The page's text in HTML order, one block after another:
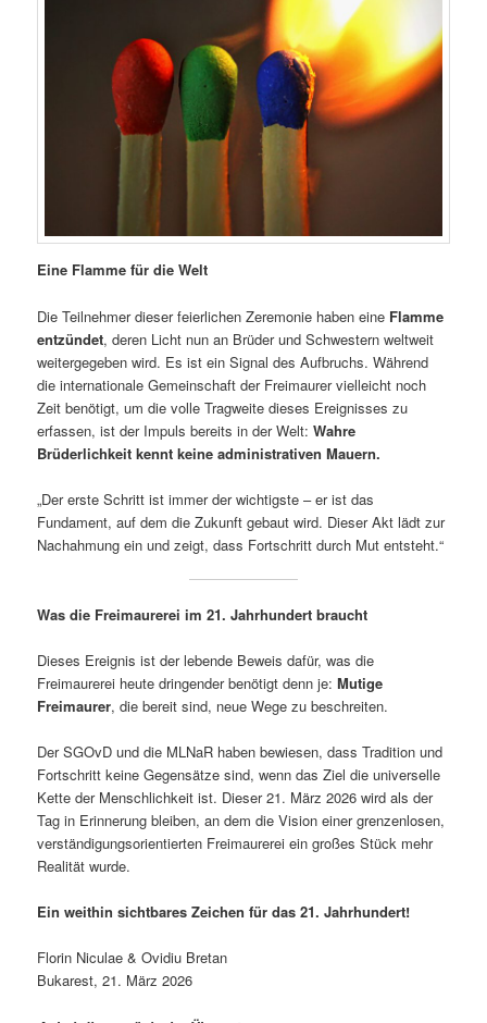
Eine Flamme für die Welt
Die Teilnehmer dieser feierlichen Zeremonie haben eine Flamme
entzündet, deren Licht nun an Brüder und Schwestern weltweit
weitergegeben wird. Es ist ein Signal des Aufbruchs. Während
die internationale Gemeinschaft der Freimaurer vielleicht noch
Zeit benötigt, um die volle Tragweite dieses Ereignisses zu
erfassen, ist der Impuls bereits in der Welt:Wahre
Brüderlichkeit kennt keine administrativen Mauern.
„Der erste Schritt ist immer der wichtigste – er ist das
Fundament, auf dem die Zukunft gebaut wird. Dieser Akt lädt zur
Nachahmung ein und zeigt, dass Fortschritt durch Mut entsteht.“
Was die Freimaurerei im 21. Jahrhundert braucht
Dieses Ereignis ist der lebende Beweis dafür, was die
Freimaurerei heute dringender benötigt denn je:Mutige
Freimaurer, die bereit sind, neue Wege zu beschreiten.
Der SGOvD und die MLNaR haben bewiesen, dass Tradition und
Fortschritt keine Gegensätze sind, wenn das Ziel die universelle
Kette der Menschlichkeit ist. Dieser 21. März 2026 wird als der
Tag in Erinnerung bleiben, an dem die Vision einer grenzenlosen,
verständigungsorientierten Freimaurerei ein großes Stück mehr
Realität wurde.
Ein weithin sichtbares Zeichen für das 21. Jahrhundert!
Florin Niculae & Ovidiu Bretan
Bukarest, 21. März 2026